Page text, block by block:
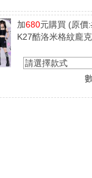
加680元購買 (原價:
K27酷洛米格紋龐
請選擇款式